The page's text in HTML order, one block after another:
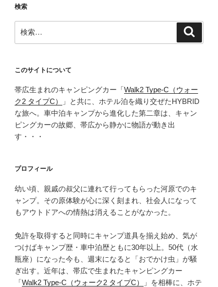
検索
索:
このサイトについて
帯広生まれのキャンピングカー「Walk2 Type‑C（ウォー
ク2 タイプC）
」と共に、ホテル泊を織り交ぜたHYBRID
な旅へ。車中泊キャンプから進化した第二章は、キャン
ピングカーの故郷、帯広から静かに物語が動き出
す・・・
プロフィール
幼い頃、親戚の叔父に連れて行ってもらった河原でのキ
ャンプ。その原体験が心に深く刻まれ、社会人になって
もアウトドアへの情熱は消えることがなかった。
免許を取得すると同時にキャンプ道具を揃え始め、気が
つけばキャンプ歴・車中泊歴ともに30年以上。50代（水
瓶座）になった今も、週末になると「おでかけ虫」が騒
ぎ出す。近年は、帯広で生まれたキャンピングカー
「Walk2 Type‑C（ウォーク2 タイプC）
」を相棒に、ホテ